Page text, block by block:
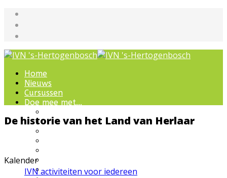
Home
Nieuws
Cursussen
Doe mee met...
IVN natuurcursussen
Lezingen over natuur
De historie van het Land van Herlaar
Kalender
IVN activiteiten voor iedereen